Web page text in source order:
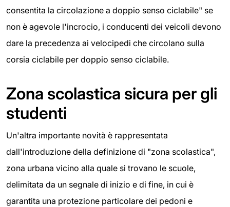
consentita la circolazione a doppio senso ciclabile" se
non è agevole l'incrocio, i conducenti dei veicoli devono
dare la precedenza ai velocipedi che circolano sulla
corsia ciclabile per doppio senso ciclabile.
Zona scolastica sicura per gli
studenti
Un'altra importante novità è rappresentata
dall'introduzione della definizione di "zona scolastica",
zona urbana vicino alla quale si trovano le scuole,
delimitata da un segnale di inizio e di fine, in cui è
garantita una protezione particolare dei pedoni e